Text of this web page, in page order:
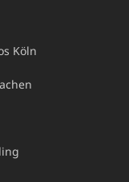
Köln